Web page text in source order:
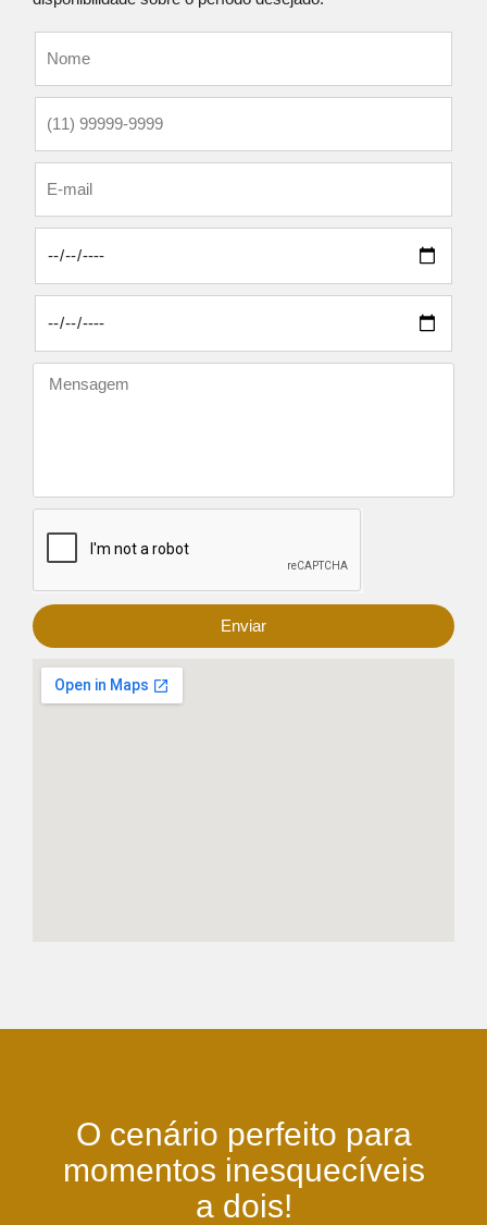
Enviar
O cenário perfeito para
momentos inesquecíveis
a dois!